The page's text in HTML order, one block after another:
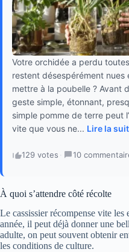
Votre orchidée a perdu
restent désespérément nues
mettre à la poubelle ? Avant
geste simple, étonnant,
simple pomme de terre peut
vite que vous ne... Lire la
129 votes · 10
À quoi s’attendre côté récolte
Le cassissier récompense vite
année, il peut déjà donner une
adulte, on peut souvent obtenir
les conditions de culture.